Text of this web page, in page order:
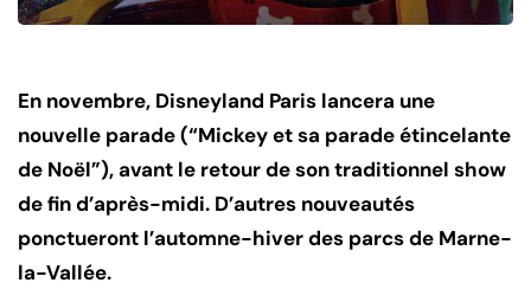
En novembre, Disneyland Paris lancera une
nouvelle parade (“Mickey et sa parade étincelante
de Noël”), avant le retour de son traditionnel show
de fin d’après-midi. D’autres nouveautés
ponctueront l’automne-hiver des parcs de Marne-
la-Vallée.